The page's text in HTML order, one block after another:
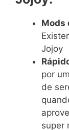
Mods
Jojoy
por um
de
super